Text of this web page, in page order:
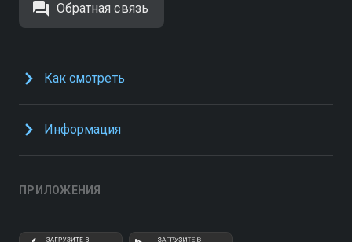
Обратная связь
Как смотреть
Информация
ПРИЛОЖЕНИЯ